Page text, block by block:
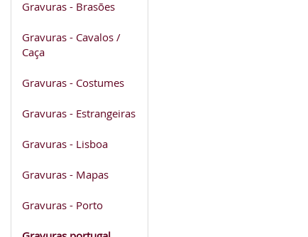
Gravuras - Brasões
Gravuras - Cavalos /
Caça
Gravuras - Costumes
Gravuras - Estrangeiras
Gravuras - Lisboa
Gravuras - Mapas
Gravuras - Porto